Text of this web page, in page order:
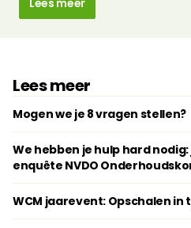
Lees meer
Lees meer
Mogen we je 8 vragen stellen?
We hebben je hulp hard
enquête NVDO
WCM jaarevent: Opschalen